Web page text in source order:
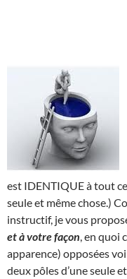
est IDENTIQUE à tout
seule et même chose.)
instructif, je vous
et à votre façon , en quoi
apparence) opposées
deux pôles d’une seule